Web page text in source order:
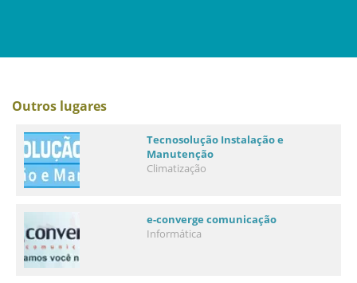
Outros lugares
Tecnosolução Instalação e
Manutenção
Climatização
e-converge comunicação
Informática